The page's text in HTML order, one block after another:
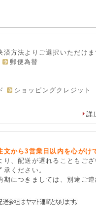
済方法よりご選択いただけま
郵便為替
ショッピングクレジット
詳
から3営業日以内を心がけ
り、配送が遅れることもご
ください。
期につきましては、別途ご